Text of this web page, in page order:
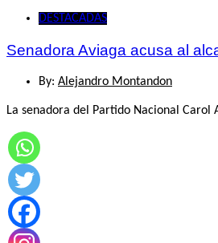
DESTACADAS
Senadora Aviaga acusa al
By: Alejandro Montandon
La senadora del Partido Nacional